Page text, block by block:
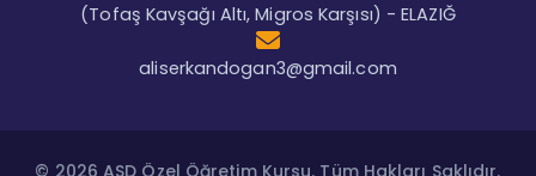
(Tofaş Kavşağı Altı, Migros Karşısı) - ELAZIĞ
aliserkandogan3@gmail.com
© 2026 ASD Özel Öğretim Kursu. Tüm Hakları Saklıdır.